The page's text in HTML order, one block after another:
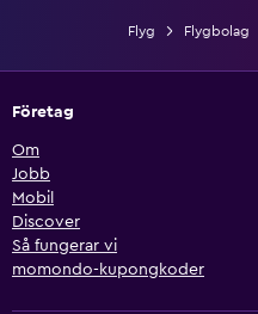
Flyg Flygbolag
Företag
Om
Jobb
Mobil
Discover
Så fungerar vi
momondo-kupongkoder